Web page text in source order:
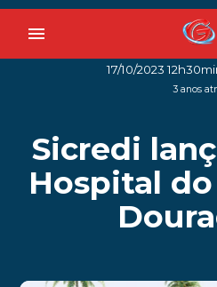
menu
17/10/2023
3 anos
Sicredi
Hospital